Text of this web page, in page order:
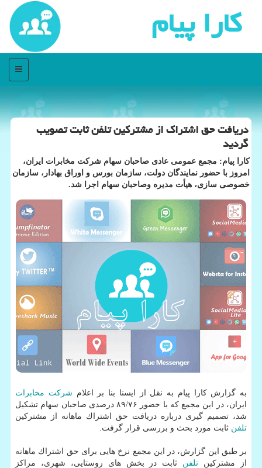
كارا پیام
منو
دریافت حق اشتراك از مشتركین تلفن ثابت تصویب
گردید
كارا پیام: مجمع عمومی عادی صاحبان سهام شركت مخابرات ایران،
امروز با حضور نمایندگان دولت، سازمان بورس و اوراق بهادار، سازمان
خصوصی سازی، هیأت مدیره وصاحبان سهام اجرا شد.
به گزارش كارا پیام به نقل از ایسنا بنا بر اعلام شركت مخابرات
ایران، در این مجمع كه با حضور ۸۹/۷۶ درصدی صاحبان سهام تشكیل
شد، تصمیم گیری درباره دریافت حق اشتراك ماهانه از مشتركین
تلفن ثابت مورد بحث و بررسی قرار گرفت.
بر طبق این گزارش، در این مجمع نرخ هایی برای حق اشتراك ماهانه
از مشتركین تلفن ثابت در بخش های روستایی، شهری، مراكز